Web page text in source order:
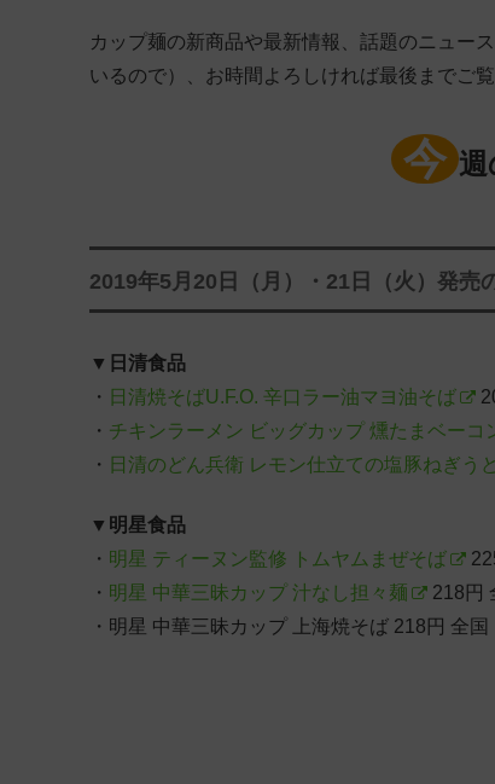
カップ麺の新商品や最新情報、話題のニュー
いるので）、お時間よろしければ最後までご覧
今
2019年5月20日（月）・21日（火）発売
▼ 日清食品
・ 日清焼そばU.F.O. 辛口ラー油マヨ油そば
・ チキンラーメン ビッグカップ 燻たまベーコ
・ 日清のどん兵衛 レモン仕立ての塩豚ねぎう
▼ 明星食品
・ 明星 ティーヌン監修 トムヤムまぜそば
・ 明星 中華三昧カップ 汁なし担々麺
218円
・明星 中華三昧カップ 上海焼そば 218円 全国